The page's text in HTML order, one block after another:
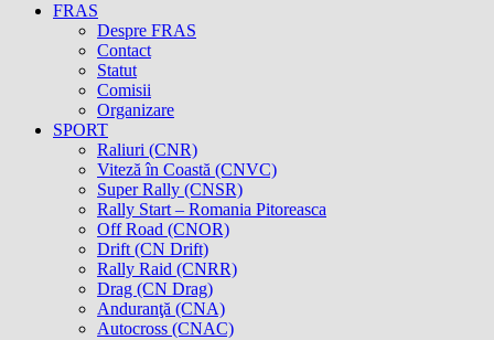
FRAS
Despre FRAS
Contact
Statut
Comisii
Organizare
SPORT
Raliuri (CNR)
Viteză în Coastă (CNVC)
Super Rally (CNSR)
Rally Start – Romania Pitoreasca
Off Road (CNOR)
Drift (CN Drift)
Rally Raid (CNRR)
Drag (CN Drag)
Anduranţă (CNA)
Autocross (CNAC)